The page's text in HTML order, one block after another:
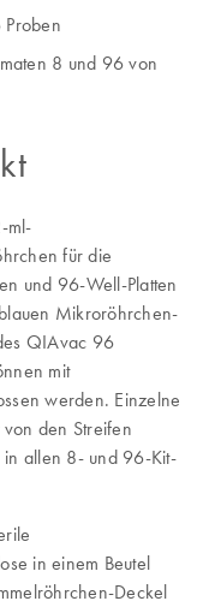
8 und 96 von
ml-
für die
und 96-Well-Platten
Mikroröhrchen-
QIAvac 96
mit
werden. Einzelne
den Streifen
allen 8- und 96-Kit-
in einem Beutel
Deckel